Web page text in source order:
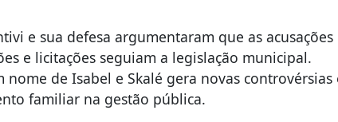
e sua defesa argumentaram que as acusações
e licitações seguiam a legislação municipal.
de Isabel e Skalé gera novas controvérsias
familiar na gestão pública.